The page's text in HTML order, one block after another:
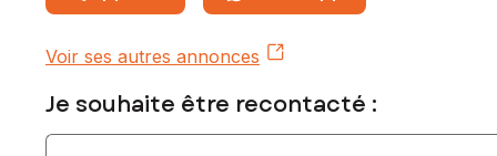
Voir ses autres annonces
Je souhaite être recontacté :
Indiquez votre nom